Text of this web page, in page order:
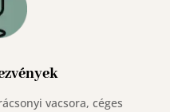
vacsora, céges